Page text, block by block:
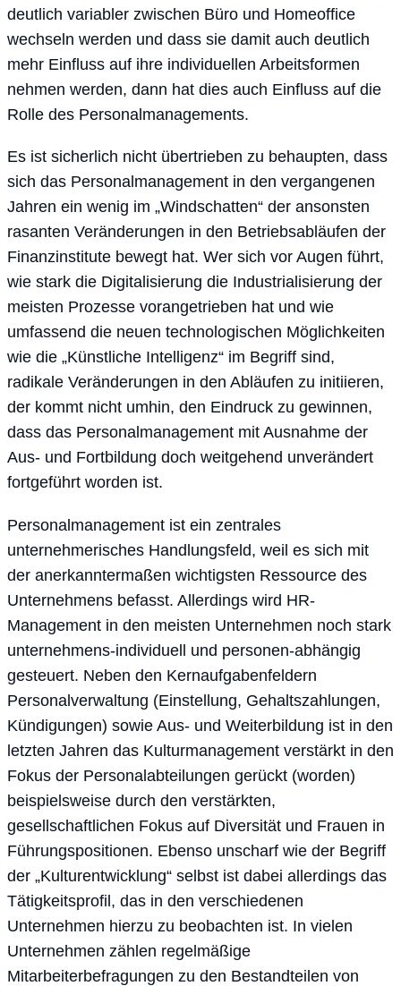
deutlich variabler zwischen Büro und Homeoffice
wechseln werden und dass sie damit auch deutlich
mehr Einfluss auf ihre individuellen Arbeitsformen
nehmen werden, dann hat dies auch Einfluss auf die
Rolle des Personalmanagements.
Es ist sicherlich nicht übertrieben zu behaupten, dass
sich das Personalmanagement in den vergangenen
Jahren ein wenig im „Windschatten“ der ansonsten
rasanten Veränderungen in den Betriebsabläufen der
Finanzinstitute bewegt hat. Wer sich vor Augen führt,
wie stark die Digitalisierung die Industrialisierung der
meisten Prozesse vorangetrieben hat und wie
umfassend die neuen technologischen Möglichkeiten
wie die „Künstliche Intelligenz“ im Begriff sind,
radikale Veränderungen in den Abläufen zu initiieren,
der kommt nicht umhin, den Eindruck zu gewinnen,
dass das Personalmanagement mit Ausnahme der
Aus- und Fortbildung doch weitgehend unverändert
fortgeführt worden ist.
Personalmanagement ist ein zentrales
unternehmerisches Handlungsfeld, weil es sich mit
der anerkanntermaßen wichtigsten Ressource des
Unternehmens befasst. Allerdings wird HR-
Management in den meisten Unternehmen noch stark
unternehmens-individuell und personen-abhängig
gesteuert. Neben den Kernaufgabenfeldern
Personalverwaltung (Einstellung, Gehaltszahlungen,
Kündigungen) sowie Aus- und Weiterbildung ist in den
letzten Jahren das Kulturmanagement verstärkt in den
Fokus der Personalabteilungen gerückt (worden)
beispielsweise durch den verstärkten,
gesellschaftlichen Fokus auf Diversität und Frauen in
Führungspositionen. Ebenso unscharf wie der Begriff
der „Kulturentwicklung“ selbst ist dabei allerdings das
Tätigkeitsprofil, das in den verschiedenen
Unternehmen hierzu zu beobachten ist. In vielen
Unternehmen zählen regelmäßige
Mitarbeiterbefragungen zu den Bestandteilen von